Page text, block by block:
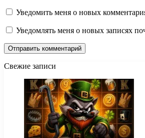
Уведомить меня о новых
Уведомлять меня о новых записях
Свежие записи